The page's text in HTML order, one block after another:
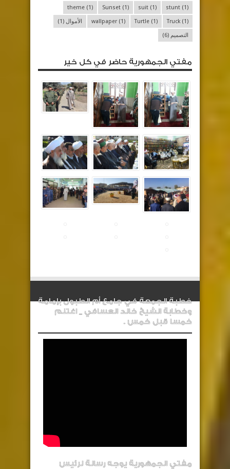
stunt (1)
suit (1)
Sunset (1)
theme (1)
Truck (1)
Turtle (1)
wallpaper (1) الأموال (1)
التصميم (6)
مفتي الجمهورية حاضر في كل خير
خطبة الجمعة في جامع أم الطبول بإمامة
وخطابة الشيخ خالد العسافي _ اغتنم
خمسا قبل خمس .
مفتي الجمهورية يوجه رسالة لرئيس